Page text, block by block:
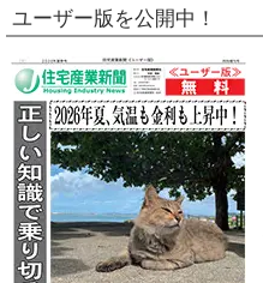
ユーザー版を公開中！